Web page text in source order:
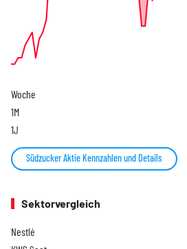
Woche
1M
1J
Südzucker Aktie Kennzahlen und Details
Sektorvergleich
Nestlé